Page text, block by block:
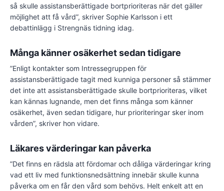
så skulle assistansberättigade bortprioriteras när det gäller
möjlighet att få vård”, skriver Sophie Karlsson i ett
debattinlägg i Strengnäs tidning idag.
Många känner osäkerhet sedan tidigare
”Enligt kontakter som Intressegruppen för
assistansberättigade tagit med kunniga personer så stämmer
det inte att assistansberättigade skulle bortprioriteras, vilket
kan kännas lugnande, men det finns många som känner
osäkerhet, även sedan tidigare, hur prioriteringar sker inom
vården”, skriver hon vidare.
Läkares värderingar kan påverka
”Det finns en rädsla att fördomar och dåliga värderingar kring
vad ett liv med funktionsnedsättning innebär skulle kunna
påverka om en får den vård som behövs. Helt enkelt att en